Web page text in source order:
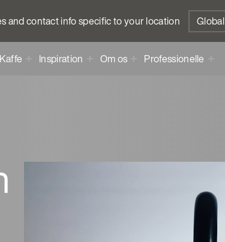
and contact info specific to your location Global
Kaffe Inspiration Om os Professionelle